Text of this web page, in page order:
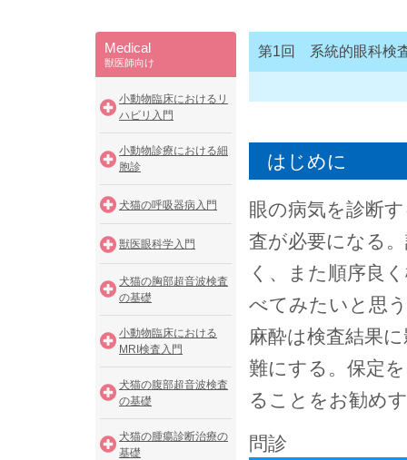
Medical
獣医師向け
小動物臨床におけるリ
ハビリ入門
小動物診療における細
胞診
犬猫の呼吸器病入門
獣医眼科学入門
犬猫の胸部超音波検査
の基礎
小動物臨床における
MRI検査入門
犬猫の腹部超音波検査
の基礎
犬猫の腫瘍診断治療の
基礎
第1回 系統的眼科検
はじめに
眼の病気を診断
査が必要になる
く、また順序良
べてみたいと思
麻酔は検査結果
難にする。保定
ることをお勧め
問診